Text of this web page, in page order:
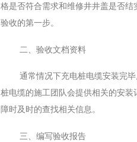
格是否符合需求和维修井井盖是否
验收的第一步。
二、验收文档资料
通常情况下充电桩电缆安装完
桩电缆的施工团队会提供相关的安
障时及时的查找相关信息。
三、编写验收报告